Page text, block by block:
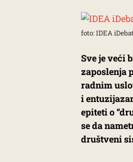
foto: IDEA
Sve je veći
zaposlenja
radnim
i
epiteti o
se da
društveni